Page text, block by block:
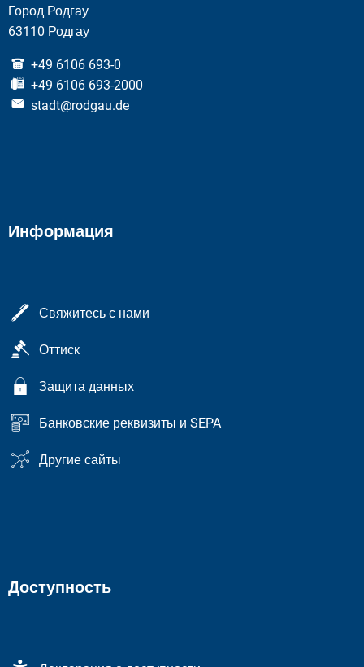
Город Родгау
63110 Родгау
+49 6106 693-0
+49 6106 693-2000
stadt@rodgau.de
Информация
Свяжитесь с нами
Оттиск
Защита данных
Банковские реквизиты и SEPA
Другие сайты
Доступность